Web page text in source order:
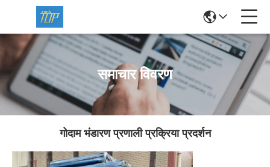
समाचार विवरण
गोदाम भंडारण प्रणाली प्रक्रिया प्रदर्शन